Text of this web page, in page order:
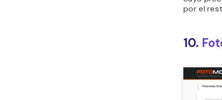
por el
10.